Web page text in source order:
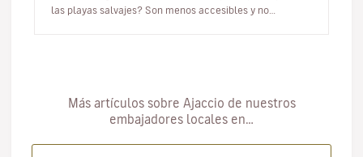
las playas salvajes? Son menos accesibles y no
Más artículos sobre Ajaccio de nuestros
embajadores locales en…